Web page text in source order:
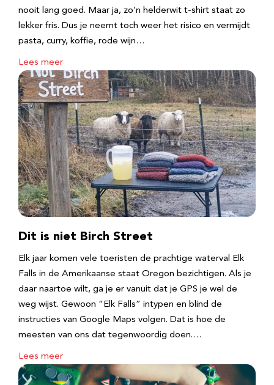
nooit lang goed. Maar ja, zo’n helderwit t-shirt staat zo
lekker fris. Dus je neemt toch weer het risico en vermijdt
pasta, curry, koffie, rode wijn…
Lees meer
Dit is niet Birch Street
Elk jaar komen vele toeristen de prachtige waterval Elk
Falls in de Amerikaanse staat Oregon bezichtigen. Als je
daar naartoe wilt, ga je er vanuit dat je GPS je wel de
weg wijst. Gewoon “Elk Falls” intypen en blind de
instructies van Google Maps volgen. Dat is hoe de
meesten van ons dat tegenwoordig doen.…
Lees meer